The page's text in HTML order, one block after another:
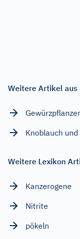
Weitere Artikel aus
Knoblauch
Weitere Lexikon
Kanzerogene
Nitrite
pökeln